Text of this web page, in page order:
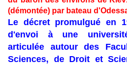
(démontée) par bateau
Le décret promulgué en
d'envoi à une
articulée autour des
Sciences, de Droit et